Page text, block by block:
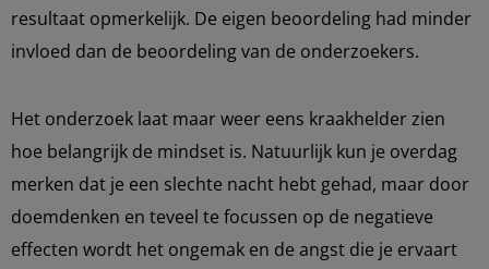
resultaat opmerkelijk. De eigen beoordeling had minder
invloed dan de beoordeling van de onderzoekers.
Het onderzoek laat maar weer eens kraakhelder zien
hoe belangrijk de mindset is. Natuurlijk kun je overdag
merken dat je een slechte nacht hebt gehad, maar door
doemdenken en teveel te focussen op de negatieve
effecten wordt het ongemak en de angst die je ervaart